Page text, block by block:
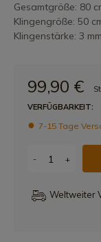
Gesamtgröße: 80
Klingengröße: 50
Klingenstärke: 3 mm
99,90 €
VERFÜGBARKEIT:
7-15 Tage
- +
Weltweiter